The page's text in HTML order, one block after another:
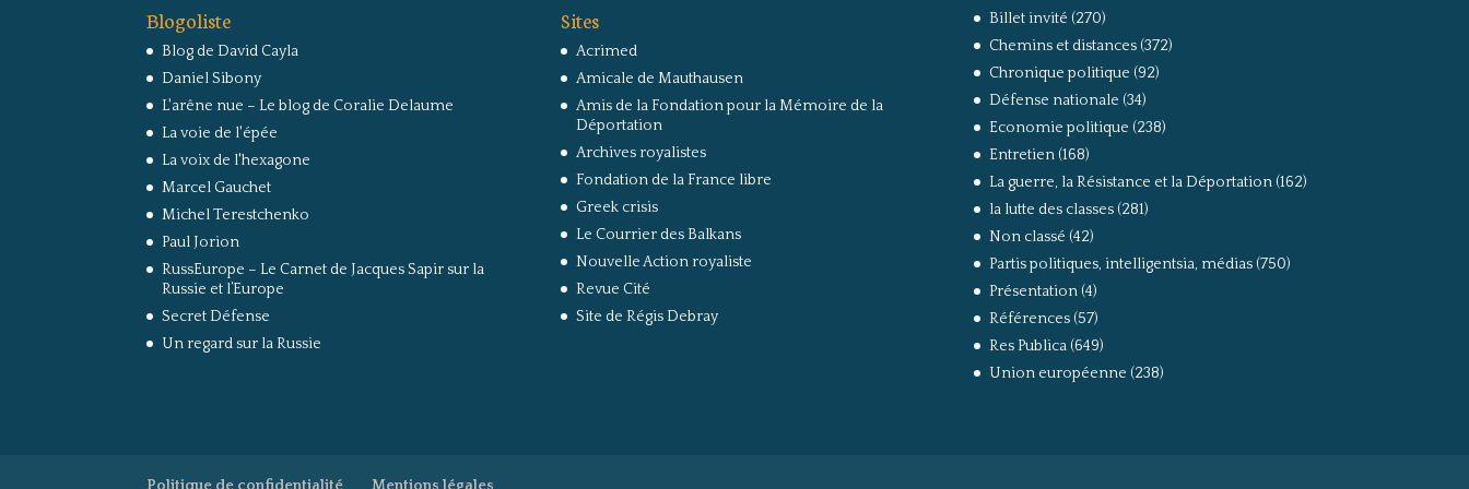
Blogoliste
Blog de David Cayla
Daniel Sibony
L'arêne nue – Le blog de Coralie Delaume
La voie de l'épée
La voix de l'hexagone
Marcel Gauchet
Michel Terestchenko
Paul Jorion
RussEurope – Le Carnet de Jacques Sapir sur la
Russie et l’Europe
Secret Défense
Un regard sur la Russie
Sites
Acrimed
Amicale de Mauthausen
Amis de la Fondation pour la Mémoire de la
Déportation
Archives royalistes
Fondation de la France libre
Greek crisis
Le Courrier des Balkans
Nouvelle Action royaliste
Revue Cité
Site de Régis Debray
Billet invité (270)
Chemins et distances(372)
Chronique politique (92)
Défense nationale (34)
Economie politique (238)
Entretien(168)
La guerre, la Résistance et la Déportation(162)
la lutte des classes(281)
Non classé (42)
Partis politiques, intelligentsia, médias(750)
Présentation(4)
Références(57)
Res Publica(649)
Union européenne (238)
Politique de confidentialité Mentions légales